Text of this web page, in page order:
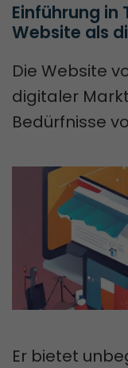
Einführung in
Website als
Die Website
digitaler
Bedürfnisse
Er bietet